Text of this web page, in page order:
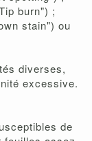
burn") ;
stain") ou
diverses,
excessive.
de